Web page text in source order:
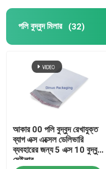
পলি বুদ্বুদ মিলার (32)
আকার 00 পলি বুদ্বুদ রেখাযুক্ত
ব্যাগ এক্স এক্সেল ডেলিভারি
ব্যবহারের জন্য 5 এক্স 10 বুদ্বুদ
মেইলার